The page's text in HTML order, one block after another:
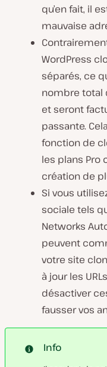
qu’en fait, il
mauvaise
WordPress
séparés, ce
nombre total
et seront
passante.
fonction de
les plans Pro
création de
Si vous
sociale tels
Networks
peuvent
votre site
à jour les
désactiver
fausser vos
Info